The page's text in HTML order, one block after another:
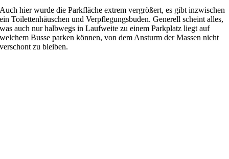
Auch hier wurde die Parkfläche extrem vergrößert, es gibt inzwischen
ein Toilettenhäuschen und Verpflegungsbuden. Generell scheint alles,
was auch nur halbwegs in Laufweite zu einem Parkplatz liegt auf
welchem Busse parken können, von dem Ansturm der Massen nicht
verschont zu bleiben.